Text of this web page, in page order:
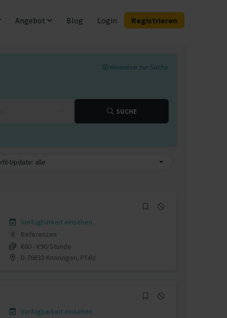
Angebot Blog Login Registrieren
Hinweise zur Suche
SUCHE
Update: alle
Verfügbarkeit einsehen
0
Referenzen
€60 - €90/Stunde
D-76833 Knöringen, Pfalz
Verfügbarkeit einsehen